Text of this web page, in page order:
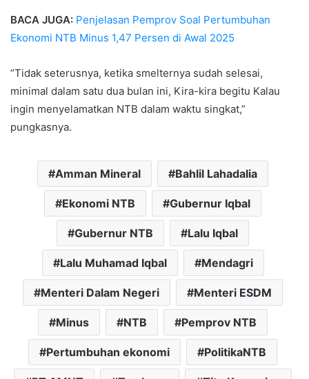
BACA JUGA: Penjelasan Pemprov Soal Pertumbuhan
Ekonomi NTB Minus 1,47 Persen di Awal 2025
“Tidak seterusnya, ketika smelternya sudah selesai,
minimal dalam satu dua bulan ini, Kira-kira begitu Kalau
ingin menyelamatkan NTB dalam waktu singkat,”
pungkasnya.
Amman Mineral Bahlil Lahadalia
Ekonomi NTB Gubernur Iqbal
Gubernur NTB Lalu Iqbal
Lalu Muhamad Iqbal Mendagri
Menteri Dalam Negeri Menteri ESDM
Minus NTB Pemprov NTB
Pertumbuhan ekonomi PolitikaNTB